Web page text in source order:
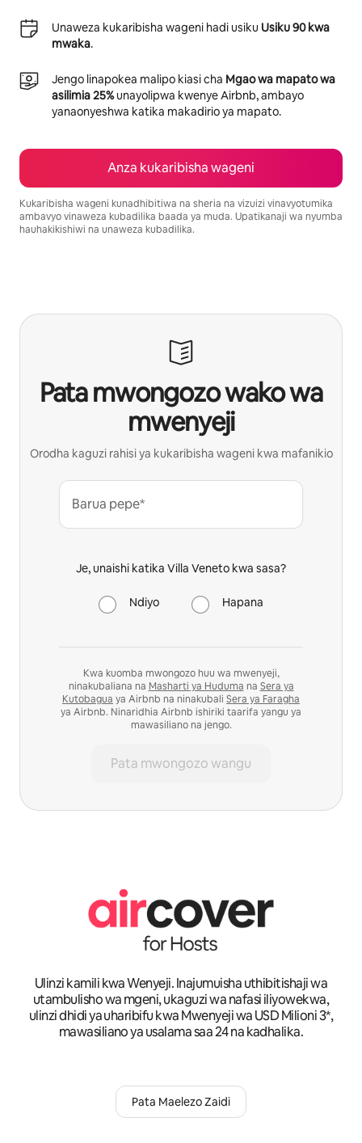
Unaweza kukaribisha wageni hadi usiku Usiku 90 kwa
mwaka.
Jengo linapokea malipo kiasi cha Mgao wa mapato wa
asilimia 25%unayolipwa kwenye Airbnb, ambayo
yanaonyeshwa katika makadirio ya mapato.
Anza kukaribisha wageni
Kukaribisha wageni kunadhibitiwa na sheria na vizuizi vinavyotumika
ambavyo vinaweza kubadilika baada ya muda. Upatikanaji wa nyumba
hauhakikishiwi na unaweza kubadilika.
Pata mwongozo wako wa
mwenyeji
Orodha kaguzi rahisi ya kukaribisha wageni kwa mafanikio
Barua pepe*
Je, unaishi katika Villa Veneto kwa sasa?
Ndiyo Hapana
Kwa kuomba mwongozo huu wa mwenyeji,
ninakubaliana na Masharti ya Huduma na Sera ya
Kutobagua ya Airbnb na ninakubali Sera ya Faragha
ya Airbnb. Ninaridhia Airbnb ishiriki taarifa yangu ya
mawasiliano na jengo.
Pata mwongozo wangu
Ulinzi kamili kwa Wenyeji. Inajumuisha uthibitishaji wa
utambulisho wa mgeni, ukaguzi wa nafasi iliyowekwa,
ulinzi dhidi ya uharibifu kwa Mwenyeji wa USD Milioni 3*,
mawasiliano ya usalama saa 24 na kadhalika.
Pata Maelezo Zaidi